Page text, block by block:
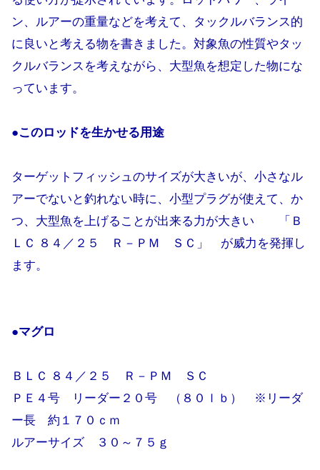
ン、ルアーの重量などを考えて、タックルバランス的
に良いと考える物を書きました。対象魚の性質やタッ
クルバランスを考えながら、大型魚を想定した物にな
っています。
●このロッドを生かせる用途
ターゲットフィッシュのサイズが大きいが、小さなル
アーでないと釣れない時に、小型プラグが使えて、か
つ、大型魚を上げることが出来る力が大きい 「Ｂ
ＬＣ ８４／２５ Ｒ－ＰＭ ＳＣ」 が威力を発揮し
ます。
●マグロ
ＢＬＣ ８４／２５ Ｒ－ＰＭ ＳＣ
ＰＥ４号 リーダー２０号 （８０ｌｂ） ※リーダ
ー長 約１７０ｃｍ
ルアーサイズ ３０～７５ｇ